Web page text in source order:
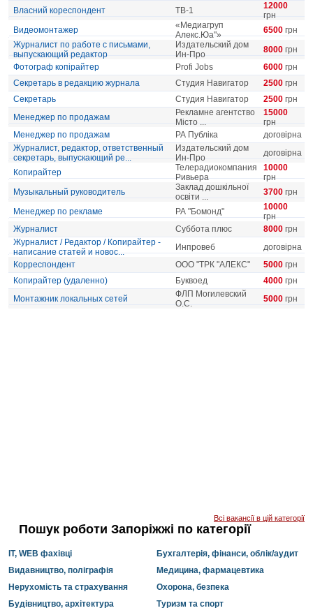
Власний кореспондент
ТВ-1
12000
грн
Видеомонтажер
«Медиагруп
Алекс.Юа"»
6500 грн
Журналист по работе с письмами,
выпускающий редактор
Издательский дом
Ин-Про
8000 грн
Фотограф копірайтер
Profi Jobs 6000 грн
Секретарь в редакцию журнала
Студия Навигатор 2500 грн
Секретарь
Студия Навигатор 2500 грн
Менеджер по продажам
Рекламне агентство
Місто ...
15000
грн
Менеджер по продажам
РА Публіка
договірна
Журналист, редактор, ответственный
секретарь, выпускающий ре...
Издательский дом
Ин-Про
договірна
Копирайтер
Телерадиокомпания
Ривьера
10000
грн
Музыкальный руководитель
Заклад дошкільної
освіти ...
3700 грн
Менеджер по рекламе
РА "Бомонд"
10000
грн
Журналист
Суббота плюс 8000 грн
Журналист / Редактор / Копирайтер -
написание статей и новос...
Инпровеб
договірна
Корреспондент
ООО "ТРК "АЛЕКС" 5000 грн
Копирайтер (удаленно)
Буквоед 4000 грн
Монтажник локальных сетей
ФЛП Могилевский
О.С.
5000 грн
Всі вакансії в цій категорії
Пошук роботи Запоріжжі по категорії
IT, WEB фахівці
Бухгалтерія, фінанси, облік/аудит
Видавництво, поліграфія
Медицина, фармацевтика
Нерухомість та страхування
Охорона, безпека
Будівництво, архітектура
Туризм та спорт